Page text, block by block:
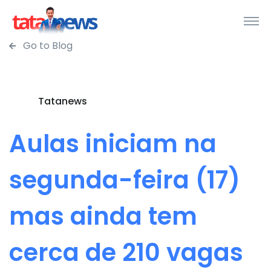
Go to Blog
Tatanews
Aulas iniciam na
segunda-feira (17)
mas ainda tem
cerca de 210 vagas